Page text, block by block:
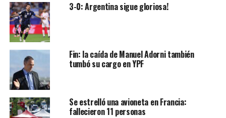
3-0: Argentina sigue gloriosa!
Fin: la caída de Manuel Adorni también
tumbó su cargo en YPF
Se estrelló una avioneta en Francia:
fallecieron 11 personas